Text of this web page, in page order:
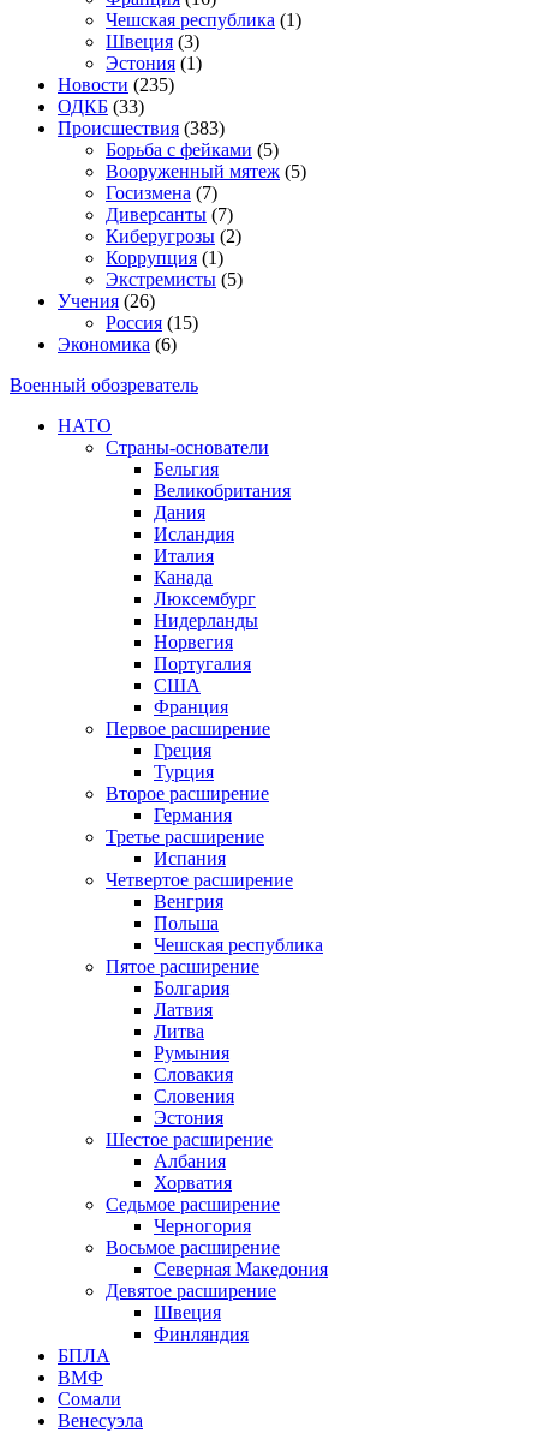
Чешская республика (1)
Швеция (3)
Эстония (1)
Новости (235)
ОДКБ (33)
Происшествия (383)
Борьба с фейками (5)
Вооруженный мятеж (5)
Госизмена (7)
Диверсанты (7)
Киберугрозы (2)
Коррупция (1)
Экстремисты (5)
Учения (26)
Россия (15)
Экономика (6)
Военный обозреватель
НАТО
Страны-основатели
Бельгия
Великобритания
Дания
Исландия
Италия
Канада
Люксембург
Нидерланды
Норвегия
Португалия
США
Франция
Первое расширение
Греция
Турция
Второе расширение
Германия
Третье расширение
Испания
Четвертое расширение
Венгрия
Польша
Чешская республика
Пятое расширение
Болгария
Латвия
Литва
Румыния
Словакия
Словения
Эстония
Шестое расширение
Албания
Хорватия
Седьмое расширение
Черногория
Восьмое расширение
Северная Македония
Девятое расширение
Швеция
Финляндия
БПЛА
ВМФ
Сомали
Венесуэла